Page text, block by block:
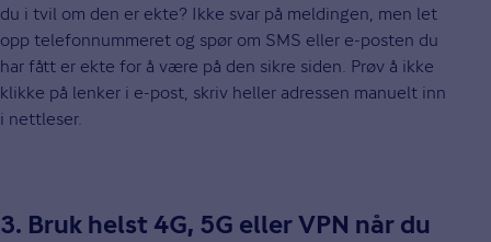
du i tvil om den er ekte? Ikke svar på meldingen, men let
opp telefonnummeret og spør om SMS eller e-posten du
har fått er ekte for å være på den sikre siden. Prøv å ikke
klikke på lenker i e-post, skriv heller adressen manuelt inn
i nettleser.
3. Bruk helst 4G, 5G eller VPN når du